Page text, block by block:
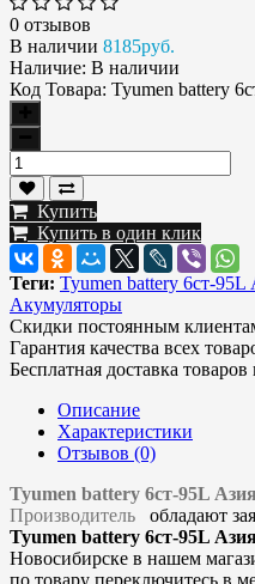
0 отзывов
В наличии 8185руб.
Наличие: В наличии
Код Товара: Tyumen battery
Купить
Купить в один клик
Теги: Tyumen battery 6ст-95L
Акумуляторы
Скидки постоянным
Гарантия качества всех
Бесплатная доставка
Описание
Характеристики
Отзывов (0)
Tyumen battery 6ст-95L
Производитель
обладают
Tyumen battery 6ст-95L
Новосибирске в нашем